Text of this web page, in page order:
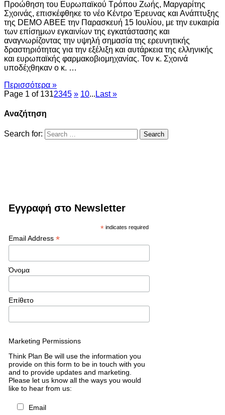
Προώθηση του Ευρωπαϊκού Τρόπου Ζωής, Μαργαρίτης
Σχοινάς, επισκέφθηκε το νέο Κέντρο Έρευνας και Ανάπτυξης
της DEMO ΑΒΕΕ την Παρασκευή 15 Ιουλίου, με την ευκαιρία
των επίσημων εγκαινίων της εγκατάστασης και
αναγνωρίζοντας την υψηλή σημασία της ερευνητικής
δραστηριότητας για την εξέλιξη και αυτάρκεια της ελληνικής
και ευρωπαϊκής φαρμακοβιομηχανίας. Τον κ. Σχοινά
υποδέχθηκαν ο κ. …
Περισσότερα »
Page 1 of 1312345 » 10... Last »
Αναζήτηση
Search for:
Εγγραφή στο Newsletter
* indicates required
Email Address *
Όνομα
Επίθετο
Marketing Permissions
Think Plan Be will use the information you
provide on this form to be in touch with you
and to provide updates and marketing.
Please let us know all the ways you would
like to hear from us:
Email